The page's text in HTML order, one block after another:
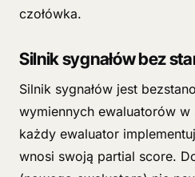
czołówka.
Silnik sygnałów bez
Silnik sygnałów jest
wymiennych ewaluatorów
każdy ewaluator
wnosi swoją partial score.